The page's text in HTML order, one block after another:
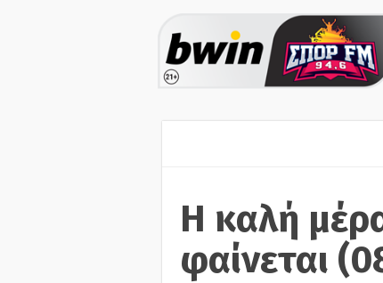
Η καλή
φαίνεται